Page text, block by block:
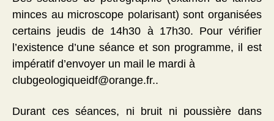
minces au microscope polarisant) sont organisées
certains jeudis de 14h30 à 17h30. Pour vérifier
l’existence d’une séance et son programme, il est
impératif d’envoyer un mail le mardi à
clubgeologiqueidf@orange.fr..
Durant ces séances, ni bruit ni poussière dans